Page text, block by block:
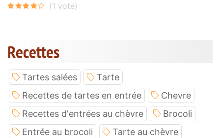
Recettes
Tartes salées
Tarte
Recettes de tartes en entrée
Chevre
Recettes d'entrées au chèvre
Brocoli
Entrée au brocoli
Tarte au chèvre